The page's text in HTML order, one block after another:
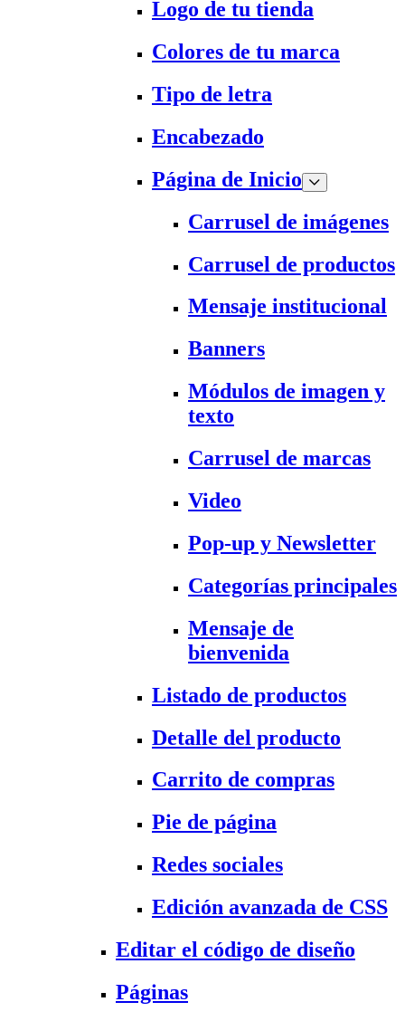
Logo de tu tienda
Colores de tu marca
Tipo de letra
Encabezado
Página de Inicio
Carrusel de imágenes
Carrusel de productos
Mensaje institucional
Banners
Módulos de imagen y
texto
Carrusel de marcas
Video
Pop-up y Newsletter
Categorías principales
Mensaje de
bienvenida
Listado de productos
Detalle del producto
Carrito de compras
Pie de página
Redes sociales
Edición avanzada de CSS
Editar el código de diseño
Páginas